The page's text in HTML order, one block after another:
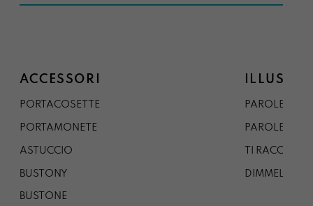
ACCESSORI
PORTACOSETTE
PORTAMONETE
ASTUCCIO
BUSTONY
BUSTONE
PAROLE DAL
PAROLE DA
TI
DIMMELO